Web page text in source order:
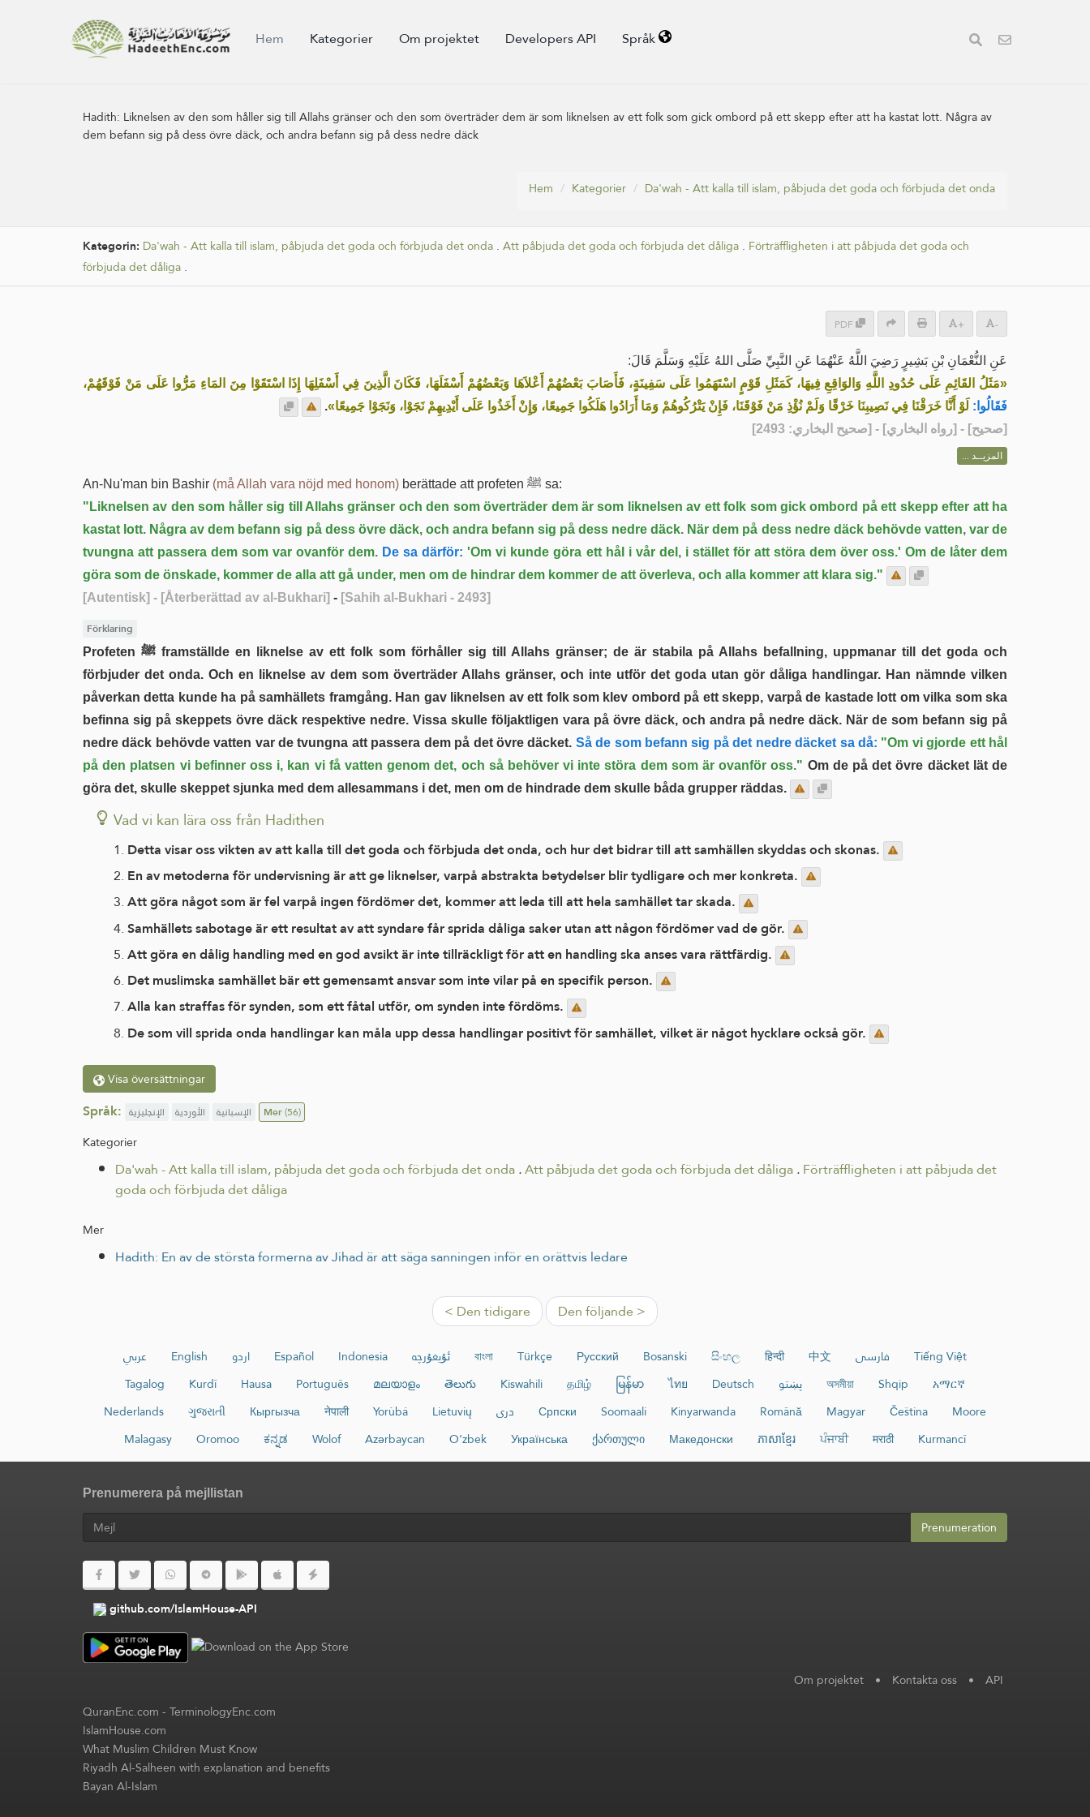
Hem Kategorier Om projektet Developers API Språk
Hadith: Liknelsen av den som håller sig till Allahs gränser och den som överträder dem är som liknelsen av ett folk som gick ombord på ett skepp efter att ha kastat lott. Några av
dem befann sig på dess övre däck, och andra befann sig på dess nedre däck
Hem Kategorier Da'wah - Att kalla till islam, påbjuda det goda och förbjuda det onda
Kategorin: Da'wah - Att kalla till islam, påbjuda det goda och förbjuda det onda . Att påbjuda det goda och förbjuda det dåliga . Förträffligheten i att påbjuda det goda och
förbjuda det dåliga .
PDF + -
عَنِ النُّعْمَانِ بْنِ بَشِيرٍ رَضِيَ اللَّهُ عَنْهُمَا عَنِ النَّبِيِّ صَلَّى اللهُ عَلَيْهِ وَسَلَّمَ قَالَ:
«مَثَلُ القَائِمِ عَلَى حُدُودِ اللَّهِ وَالوَاقِعِ فِيهَا، كَمَثَلِ قَوْمٍ اسْتَهَمُوا عَلَى سَفِينَةٍ، فَأَصَابَ بَعْضُهُمْ أَعْلاَهَا وَبَعْضُهُمْ أَسْفَلَهَا، فَكَانَ الَّذِينَ فِي أَسْفَلِهَا إِذَا اسْتَقَوْا مِنَ المَاءِ مَرُّوا عَلَى مَنْ فَوْقَهُمْ،
فَقَالُوا: لَوْ أَنَّا خَرَقْنَا فِي نَصِيبِنَا خَرْقًا وَلَمْ نُؤْذِ مَنْ فَوْقَنَا، فَإِنْ يَتْرُكُوهُمْ وَمَا أَرَادُوا هَلَكُوا جَمِيعًا، وَإِنْ أَخَذُوا عَلَى أَيْدِيهِمْ نَجَوْا، وَنَجَوْا جَمِيعًا».
[صحيح] - [رواه البخاري] - [صحيح البخاري: 2493]
المزيــد ...
An-Nu'man bin Bashir (må Allah vara nöjd med honom)
berättade att profeten ﷺ sa:
"Liknelsen av den som håller sig till Allahs gränser och den som överträder dem är som liknelsen av ett folk som gick ombord på ett skepp efter att ha
kastat lott. Några av dem befann sig på dess övre däck, och andra befann sig på dess nedre däck. När dem på dess nedre däck behövde vatten, var de
tvungna att passera dem som var ovanför dem. De sa därför: 'Om vi ​​kunde göra ett hål i vår del, i stället för att störa dem över oss.' Om de låter dem
göra som de önskade, kommer de alla att gå under, men om de hindrar dem kommer de att överleva, och alla kommer att klara sig."
[Autentisk] - [Återberättad av al-Bukhari] - [Sahih al-Bukhari - 2493]
Förklaring
Profeten ﷺ framställde en liknelse av ett folk som förhåller sig till Allahs gränser; de är stabila på Allahs befallning, uppmanar till det goda och
förbjuder det onda. Och en liknelse av dem som överträder Allahs gränser, och inte utför det goda utan gör dåliga handlingar. Han nämnde vilken
påverkan detta kunde ha på samhällets framgång. Han gav liknelsen av ett folk som klev ombord på ett skepp, varpå de kastade lott om vilka som ska
befinna sig på skeppets övre däck respektive nedre. Vissa skulle följaktligen vara på övre däck, och andra på nedre däck. När de som befann sig på
nedre däck behövde vatten var de tvungna att passera dem på det övre däcket. Så de som befann sig på det nedre däcket sa då: "Om vi gjorde ett hål
på den platsen vi befinner oss i, kan vi få vatten genom det, och så behöver vi inte störa dem som är ovanför oss." Om de på det övre däcket lät de
göra det, skulle skeppet sjunka med dem allesammans i det, men om de hindrade dem skulle båda grupper räddas.
Vad vi kan lära oss från Hadithen
Detta visar oss vikten av att kalla till det goda och förbjuda det onda, och hur det bidrar till att samhällen skyddas och skonas.
En av metoderna för undervisning är att ge liknelser, varpå abstrakta betydelser blir tydligare och mer konkreta.
Att göra något som är fel varpå ingen fördömer det, kommer att leda till att hela samhället tar skada.
Samhällets sabotage är ett resultat av att syndare får sprida dåliga saker utan att någon fördömer vad de gör.
Att göra en dålig handling med en god avsikt är inte tillräckligt för att en handling ska anses vara rättfärdig.
Det muslimska samhället bär ett gemensamt ansvar som inte vilar på en specifik person.
Alla kan straffas för synden, som ett fåtal utför, om synden inte fördöms.
De som vill sprida onda handlingar kan måla upp dessa handlingar positivt för samhället, vilket är något hycklare också gör.
Visa översättningar
Språk: الإنجليزية الأوردية الإسبانية Mer(56)
Kategorier
Da'wah - Att kalla till islam, påbjuda det goda och förbjuda det onda.Att påbjuda det goda och förbjuda det dåliga.Förträffligheten i att påbjuda det
goda och förbjuda det dåliga
Mer
Hadith: En av de största formerna av Jihad är att säga sanningen inför en orättvis ledare
< Den tidigare Den följande >
عربي English اردو Español Indonesia ئۇيغۇرچە বাংলা Türkçe Русский Bosanski සිංහල हिन्दी 中文 فارسی
Tiếng Việt
Tagalog
Kurdî Hausa Português മലയാളം తెలుగు Kiswahili தமிழ் မြန်မာ ไทย Deutsch پښتو অসমীয়া Shqip
አማርኛ
Nederlands
ગુજરાતી Кыргызча नेपाली Yorùbá Lietuvių دری Српски Soomaali Kinyarwanda Română Magyar Čeština
Moore
Malagasy
Oromoo ಕನ್ನಡ Wolof Azərbaycan O‘zbek Українська ქართული Македонски ភាសាខ្មែរ ਪੰਜਾਬੀ मराठी Kurmancî
Prenumerera på mejllistan
Prenumeration
github.com/IslamHouse-API
Om projektet • Kontakta oss • API
QuranEnc.com-TerminologyEnc.com
IslamHouse.com
What Muslim Children Must Know
Riyadh Al-Salheen with explanation and benefits
Bayan Al-Islam